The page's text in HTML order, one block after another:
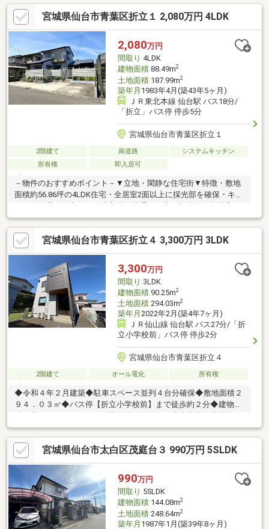
120.28坪、駐車6台可能(車種による)▼設備・食洗機・浴室乾燥機
▼周辺環境・仙台市立向山小学校 徒歩3分(約230m)・向山中央公
園 徒歩3分(約200m)※容積率は道路幅員により160％に制限■ ご希
望の住まい探しをお手伝いします ━━━━━・・・物件の詳細・
ご相談はお気軽にお問い合わせください。
宮城県仙台市青葉区折立１ 2,080万円 4LDK
2,080万円
間取り 4LDK
建物面積88.49m2
土地面積187.99m2
築年月 1983年4月(築43年5ヶ月)
ＪＲ東北本線 仙台駅 バス18分/
「折立」バス停 停歩5分
宮城県仙台市青葉区折立１
2階建て 南道路
システムキッチン
所有権
即入居可
－物件のおすすめポイント－▼立地・閑静な住宅街▼特徴・敷地
面積約56.86坪の4LDK住宅・全居室2面以上に採光部を確保・キッ
和室に収納を設置・玄関の近くに約6帖和室が独立配置、客間等に
も利用可能・洗面室は2WAY仕様、生活・家事動線・北側に坪庭が
あり、開放感と落ち着きを演出▼設備・複層ガラス・IHクッキン
グヒーター・ハイバックタイプの洗面台・TVモニタ付インターホ
ン・温水洗浄便座付トイレ■ ご希望の住まい探しをお手伝いしま
す ━━━━━・・・物件の詳細・ご相談はお気軽にお問い合わせ
ください。
宮城県仙台市青葉区折立４ 3,300万円 3LDK
3,300万円
間取り 3LDK
建物面積90.25m2
土地面積294.03m2
築年月 2022年2月(築4年7ヶ月)
ＪＲ仙山線 仙台駅 バス27分/「折
立小学校前」バス停 停歩2分
宮城県仙台市青葉区折立４
2階建て オール電化 所有権
◆令和４年２月建築◆駐車スペース並列４台分確保◆敷地面積２
９４．０３㎡◆バス停【折立小学校前】まで徒歩約２分◆建物面
幼稚園、保育園が徒歩10分圏内┃▼周辺施設
┗━━━━━━━━━━━━━━━━━━━●仙台市立折立小学
校 4分 約300ｍ●仙台市立折立中学校 10分 約785ｍ●セブン
イレブン仙台折立店 12分 約960m●幼保連携型認定こども園折
立幼稚園・ナーサリールーム 8分 約610ｍ●仙台市折立保育
所 8分 約610ｍ
宮城県仙台市太白区茂庭台３ 990万円 5SLDK
990万円
間取り 5SLDK
建物面積144.08m2
土地面積248.64m2
築年月 1987年1月(築39年8ヶ月)